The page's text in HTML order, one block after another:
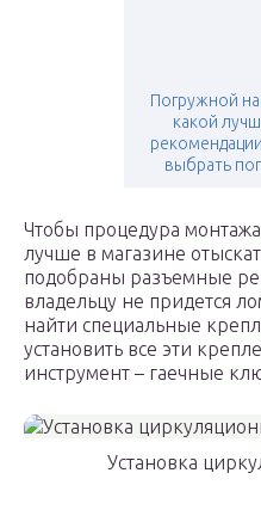
Погружной
какой
выбрать
Чтобы процедура
лучше в магазине
подобраны разъемные
владельцу не придется
найти специальные
установить все эти
инструмент – гаечные
Установка